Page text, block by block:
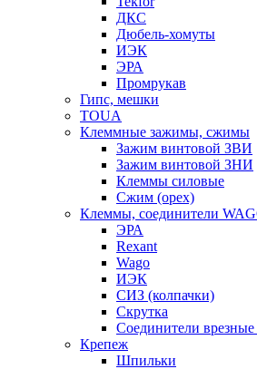
ДКС
Дюбель-хомуты
ИЭК
ЭРА
Промрукав
Гипс, мешки
TOUA
Клеммные зажимы, сжимы
Зажим винтовой ЗВИ
Зажим винтовой ЗНИ
Клеммы силовые
Сжим (орех)
Клеммы, соединители
ЭРА
Rexant
Wago
ИЭК
СИЗ (колпачки)
Скрутка
Соединители
Крепеж
Шпильки